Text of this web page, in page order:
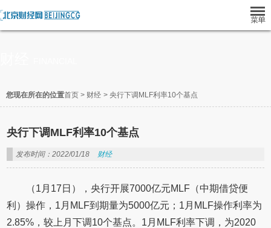
您现在所在的位置首页 > 财经 > 央行下调MLF利率10个基点
央行下调MLF利率10个基点
发布时间：2022/01/18 财经
（1月17日），央行开展7000亿元MLF（中期借贷便
利）操作，1月MLF到期量为5000亿元；1月MLF操作利率为
2.85%，较上月下调10个基点。1月MLF利率下调，为2020